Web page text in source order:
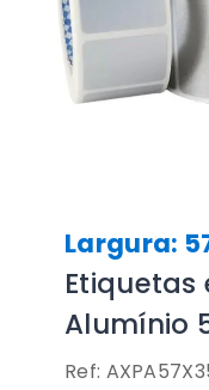
Largura:
Etiquetas
Alumínio
Ref: